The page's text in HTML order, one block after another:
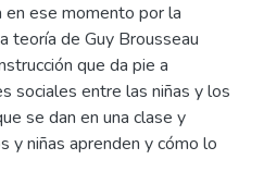
en ese momento por la
teoría de Guy Brousseau
que da pie a
sociales entre las niñas y los
se dan en una clase y
y niñas aprenden y cómo lo